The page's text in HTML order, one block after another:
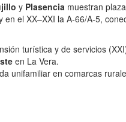
y Plasencia muestran
el XX–XXI la A‑66/A‑5,
turística y de servicios
en La Vera.
unifamiliar en comarcas